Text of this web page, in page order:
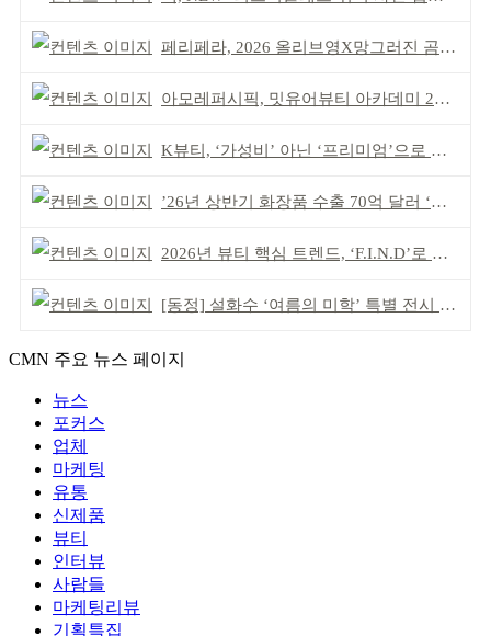
페리페라, 2026 올리브영X망그러진 곰 콜라보
아모레퍼시픽, 밋유어뷰티 아카데미 2기 발대식
K뷰티, ‘가성비’ 아닌 ‘프리미엄’으로 승부걸어야
’26년 상반기 화장품 수출 70억 달러 ‘역대 최고’
2026년 뷰티 핵심 트렌드, ‘F.I.N.D’로 읽는다
[동정] 설화수 ‘여름의 미학’ 특별 전시 개최
CMN 주요 뉴스 페이지
뉴스
포커스
업체
마케팅
유통
신제품
뷰티
인터뷰
사람들
마케팅리뷰
기획특집